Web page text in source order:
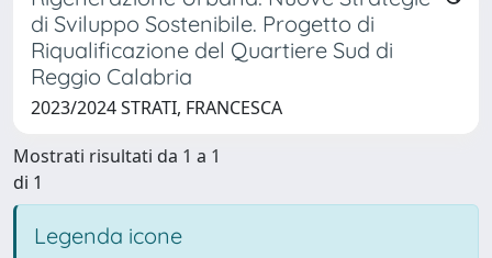
di Sviluppo Sostenibile. Progetto di
Riqualificazione del Quartiere Sud di
Reggio Calabria
2023/2024 STRATI, FRANCESCA
Mostrati risultati da 1 a 1
di 1
Legenda icone